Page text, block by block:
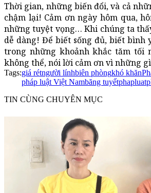
Thời gian, những biến đổi, và cả
chậm lại! Cảm ơn ngày hôm qua,
những tuyệt vọng… Khi chúng ta
dễ dàng! Để biết sống đủ, biết bình
trong những khoảnh khắc tăm tối
không thể, nói lời cảm ơn vì những
Tags:giá rétngười línhbiên phòngkhó khăn
pháp luật Việt Nambăng tuyết
TIN CÙNG CHUYÊN MỤC